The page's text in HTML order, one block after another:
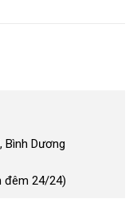
Bình Dương
đêm 24/24)